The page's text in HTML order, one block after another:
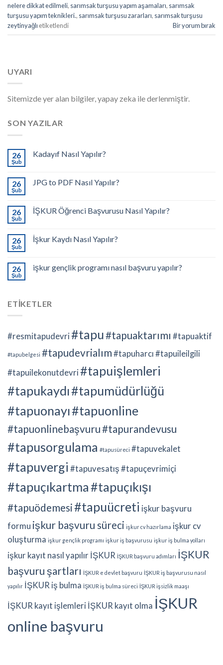
nelere dikkat edilmeli, sarımsak turşusu yapım aşamaları, sarımsak
turşusu yapım teknikleri., sarımsak turşusu zararları, sarımsak turşusu
zeytinyağlı etiketlendi Bir yorum bırak
UYARI
Sitemizde yer alan bilgiler, yapay zeka ile derlenmiştir.
SON YAZILAR
26
Şub
Kadayıf Nasıl Yapılır?
26
Şub
JPG to PDF Nasıl Yapılır?
26
Şub
İŞKUR Öğrenci Başvurusu Nasıl Yapılır?
26
Şub
İşkur Kaydı Nasıl Yapılır?
26
Şub
işkur gençlik programı nasıl başvuru yapılır?
ETİKETLER
#resmitapudevri #tapu#tapuaktarımı #tapuaktif
#tapubelgesi #tapudevrialım #tapuharcı #tapuileilgili
#tapuilekonutdevri #tapuişlemleri
#tapukaydı#tapumüdürlüğü
#tapuonayı#tapuonline
#tapuonlinebaşvuru#tapurandevusu
#tapusorgulama #tapusüreci #tapuvekalet
#tapuvergi #tapuvesatış #tapuçevrimiçi
#tapuçıkartma#tapuçıkışı
#tapuödemesi#tapuücreti işkur başvuru
formu işkur başvuru süreci işkur cv hazırlama işkur cv
oluşturma işkur gençlik programı işkur iş başvurusu işkur iş bulma yolları
işkur kayıt nasıl yapılır İŞKUR İŞKUR başvuru adımları İŞKUR
başvuru şartları İŞKUR e devlet başvuru İŞKUR iş başvurusu nasıl
yapılır İŞKUR iş bulma İŞKUR iş bulma süreci İŞKUR işsizlik maaşı
İŞKUR kayıt işlemleri İŞKUR kayıt olma İŞKUR
online başvuru